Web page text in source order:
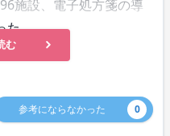
施設、電子処方箋の導
た。
む
参考にならなかった 0